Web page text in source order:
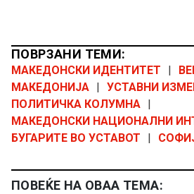
ПОВРЗАНИ ТЕМИ:
МАКЕДОНСКИ ИДЕНТИТЕТ
МАКЕДОНИЈА
УСТАВНИ
ПОЛИТИЧКА КОЛУМНА
МАКЕДОНСКИ НАЦИОНАЛНИ
БУГАРИТЕ ВО УСТАВОТ
ПОВЕЌЕ НА ОВАА ТЕМА: